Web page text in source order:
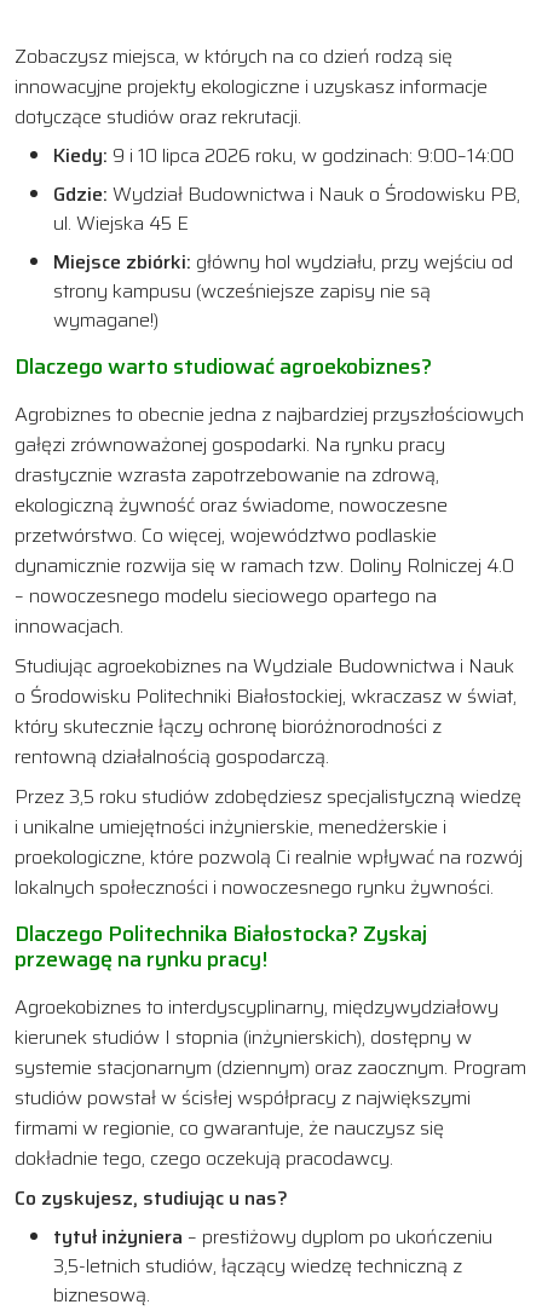
Zobaczysz miejsca, w których na co dzień rodzą się
innowacyjne projekty ekologiczne i uzyskasz informacje
dotyczące studiów oraz rekrutacji.
Kiedy: 9 i 10 lipca 2026 roku, w godzinach: 9:00–14:00
Gdzie: Wydział Budownictwa i Nauk o Środowisku PB,
ul. Wiejska 45 E
Miejsce zbiórki: główny hol wydziału, przy wejściu od
strony kampusu (wcześniejsze zapisy nie są
wymagane!)
Dlaczego warto studiować agroekobiznes?
Agrobiznes to obecnie jedna z najbardziej przyszłościowych
gałęzi zrównoważonej gospodarki. Na rynku pracy
drastycznie wzrasta zapotrzebowanie na zdrową,
ekologiczną żywność oraz świadome, nowoczesne
przetwórstwo. Co więcej, województwo podlaskie
dynamicznie rozwija się w ramach tzw. Doliny Rolniczej 4.0
– nowoczesnego modelu sieciowego opartego na
innowacjach.
Studiując agroekobiznes na Wydziale Budownictwa i Nauk
o Środowisku Politechniki Białostockiej, wkraczasz w świat,
który skutecznie łączy ochronę bioróżnorodności z
rentowną działalnością gospodarczą.
Przez 3,5 roku studiów zdobędziesz specjalistyczną wiedzę
i unikalne umiejętności inżynierskie, menedżerskie i
proekologiczne, które pozwolą Ci realnie wpływać na rozwój
lokalnych społeczności i nowoczesnego rynku żywności.
Dlaczego Politechnika Białostocka? Zyskaj
przewagę na rynku pracy!
Agroekobiznes to interdyscyplinarny, międzywydziałowy
kierunek studiów I stopnia (inżynierskich), dostępny w
systemie stacjonarnym (dziennym) oraz zaocznym. Program
studiów powstał w ścisłej współpracy z największymi
firmami w regionie, co gwarantuje, że nauczysz się
dokładnie tego, czego oczekują pracodawcy.
Co zyskujesz, studiując u nas?
tytuł inżyniera – prestiżowy dyplom po ukończeniu
3,5-letnich studiów, łączący wiedzę techniczną z
biznesową.